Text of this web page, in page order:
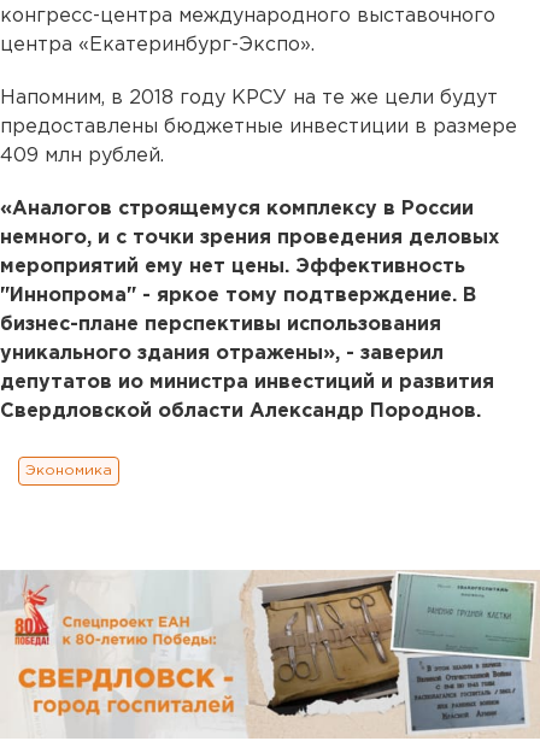
конгресс-центра международного выставочного
центра «Екатеринбург-Экспо».
Напомним, в 2018 году КРСУ на те же цели будут
предоставлены бюджетные инвестиции в размере
409 млн рублей.
«Аналогов строящемуся комплексу в России
немного, и с точки зрения проведения деловых
мероприятий ему нет цены. Эффективность
"Иннопрома" - яркое тому подтверждение. В
бизнес-плане перспективы использования
уникального здания отражены», - заверил
депутатов ио министра инвестиций и развития
Свердловской области Александр Породнов.
Экономика